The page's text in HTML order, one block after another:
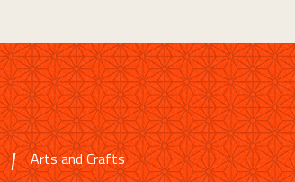
Arts and Crafts